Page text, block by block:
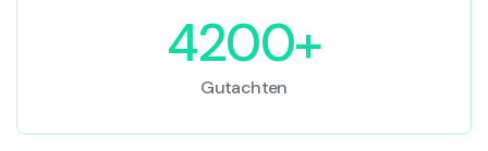
4200+
Gutachten